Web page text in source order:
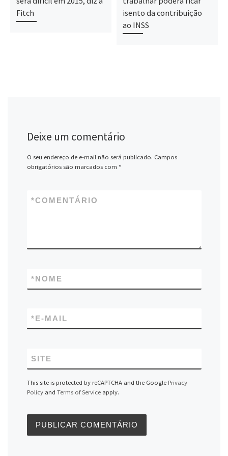
Fitch
isento da contribuição
ao INSS
Deixe um comentário
O seu endereço de e-mail não será publicado. Campos
obrigatórios são marcados com *
COMENTÁRIO
*
NOME
*
E-MAIL
*
SITE
This site is protected by reCAPTCHA and the Google Privacy
Policyand Terms of Serviceapply.